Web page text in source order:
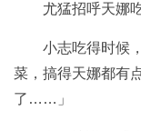
尤猛招呼天娜
小志吃得时候
菜，搞得天娜都有
了……」